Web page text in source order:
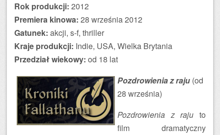
Rok produkcji: 2012
Premiera kinowa: 28 września 2012
Gatunek: akcji, s-f, thriller
Kraje produkcji: Indie, USA, Wielka Brytania
Przedział wiekowy: od 18 lat
Pozdrowienia z raju (od
28 września)
Pozdrowienia z raju to
film dramatyczny